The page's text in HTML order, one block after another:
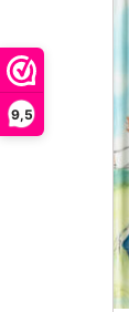
9,5